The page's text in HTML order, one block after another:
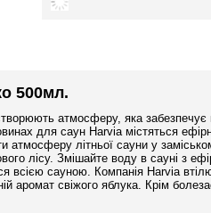
500мл.
атмосферу, яка забезпечує
для саун Harvia містяться
атмосферу літньої сауни у
лісу. Змішайте воду в сауні з
всією сауною. Компанія Harvia
аромат свіжого яблука. Крім